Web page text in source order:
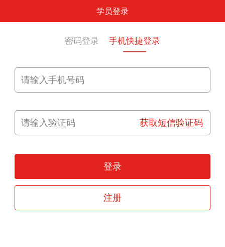
学员登录
密码登录 手机快捷登录
获取短信验证码
登录
注册